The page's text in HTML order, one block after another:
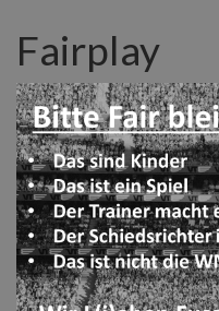
Fairplay